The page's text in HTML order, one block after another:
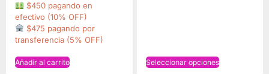
$450 pagando en
efectivo (10% OFF)
$475 pagando por
transferencia (5% OFF)
Añadir al carrito Seleccionar opciones